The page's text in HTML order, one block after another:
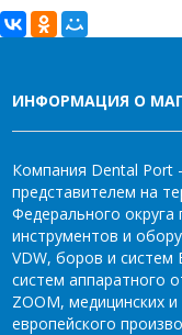
ИНФОРМАЦИЯ О
Компания Dental Port
представителем на
Федерального округа
инструментов и
VDW, боров и систем
систем аппаратного
ZOOM, медицинских
европейского